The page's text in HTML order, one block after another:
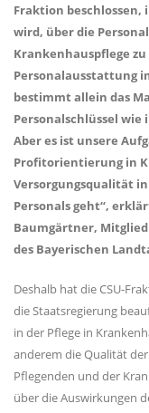
Fraktion
wird, über die
Krankenhauspflege
Personalausstattung
bestimmt allein das
Personalschlüssel
Aber es ist unsere
Profitorientierung in
Versorgungsqualität
Personals geht“,
Baumgärtner,
des Bayerischen
Deshalb hat die CSU-
die Staatsregierung
in der Pflege in
anderem die Qualität
Pflegenden und der
über die Auswirkungen